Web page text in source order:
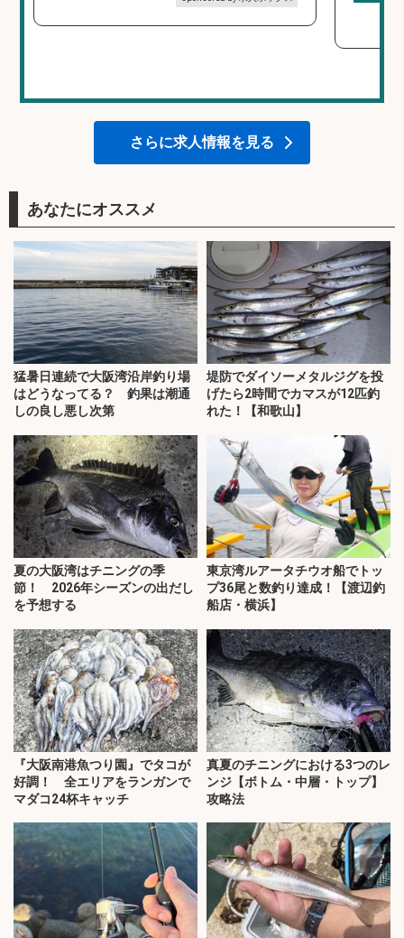
さらに求人情報を見る
あなたにオススメ
猛暑日連続で大阪湾沿岸釣り場
はどうなってる？ 釣果は潮通
しの良し悪し次第
堤防でダイソーメタルジグを投
げたら2時間でカマスが12匹釣
れた！【和歌山】
夏の大阪湾はチニングの季
節！ 2026年シーズンの出だし
を予想する
東京湾ルアータチウオ船でトッ
プ36尾と数釣り達成！【渡辺釣
船店・横浜】
『大阪南港魚つり園』でタコが
好調！ 全エリアをランガンで
マダコ24杯キャッチ
真夏のチニングにおける3つのレ
ンジ【ボトム・中層・トップ】
攻略法